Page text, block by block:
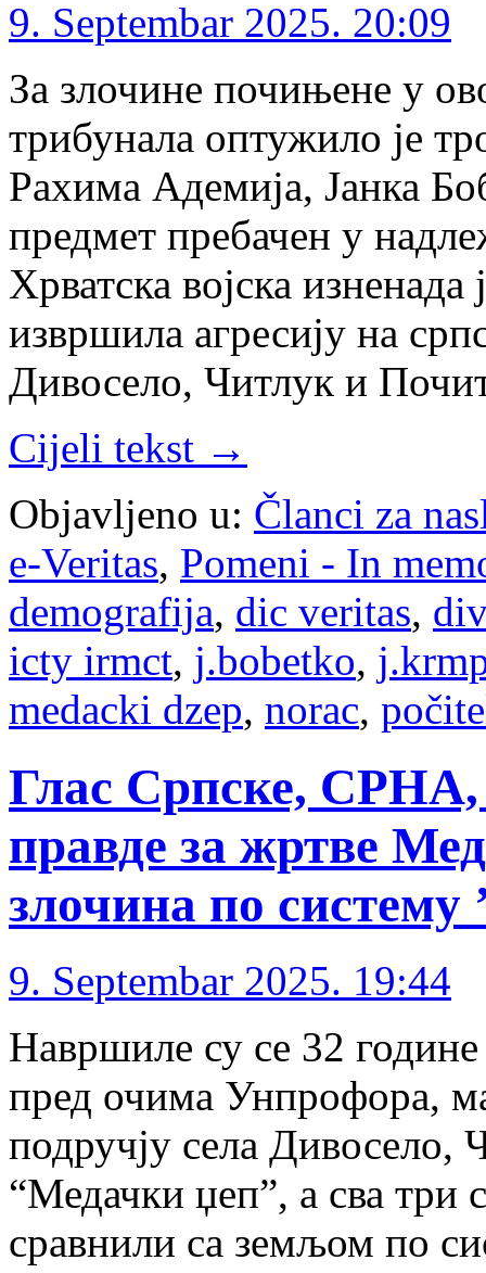
9. Septembar 2025. 20:09
За злочине почињене у
трибунала оптужило је
Рахима Адемија, Јанка
предмет пребачен у
Хрватска војска
извршила агресију на
Дивосело, Читлук и
Cijeli tekst →
Objavljeno u: Članci za
e-Veritas, Pomeni - In
demografija, dic veritas,
icty irmct, j.bobetko,
medacki dzep, norac,
Глас Српске, СРНА,
правде за жртве
злочина по систему
9. Septembar 2025. 19:44
Навршиле су се 32
пред очима Унпрофора,
подручју села Дивосело,
“Медачки џеп”, а сва три
сравнили са земљом по